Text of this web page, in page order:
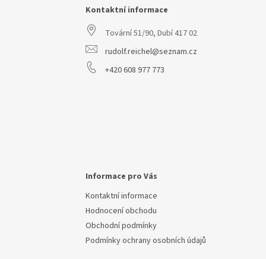
Kontaktní informace
Tovární 51/90, Dubí 417 02
rudolf.reichel@seznam.cz
+420 608 977 773
Informace pro Vás
Kontaktní informace
Hodnocení obchodu
Obchodní podmínky
Podmínky ochrany osobních údajů